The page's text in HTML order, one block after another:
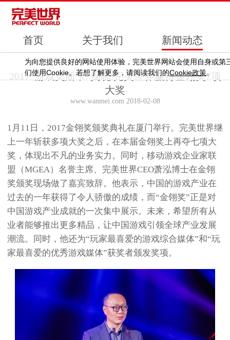
为向您提供良好的网站使用体验，完美世界网站会使用自身或第
们使用Cookie。若想了解更多，请阅读我们的Cookie政策。
首页 关于我们 新闻动态
2017“游戏奥斯卡”揭晓 完美世界赢得金翎奖7项
大奖
www.wanmei.com 2018-02-08
1月11日，2017金翎奖颁奖典礼在厦门举行。完美世界继
上一年斩获多项大奖之后，在本届金翎奖上再夺七项大
奖，体现出不凡的业务实力。同时，移动游戏企业家联
盟（MGEA）名誉主席、完美世界CEO萧泓博士在金翎
奖颁奖现场做了嘉宾致辞。他表示，中国的游戏产业在
过去的一年获得了令人骄傲的成绩，而“金翎奖”正是对
中国游戏产业成就的一次集中展示。未来，希望所有从
业者能够推出更多精品，让中国游戏引领全球产业发展
潮流。同时，他还为“玩家最喜爱的游戏综合媒体”和“玩
家最喜爱的优秀游戏媒体”获奖者颁发奖项。